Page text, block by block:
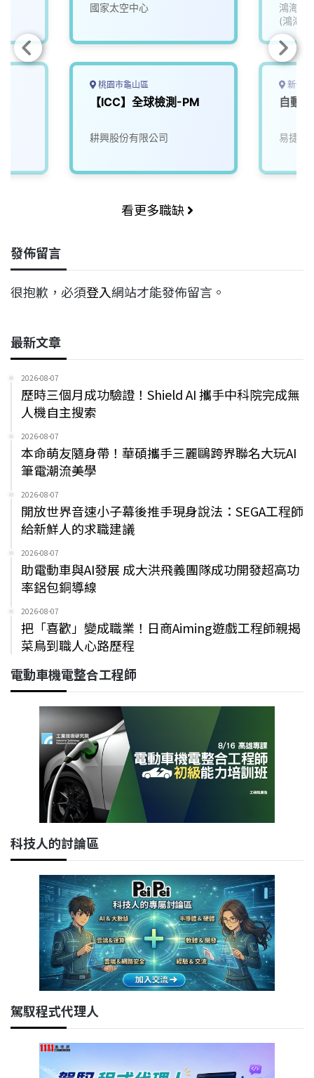
國家太空中心
桃園市龜山區
【ICC】全球檢測-PM
耕興股份有限公司
鴻海精
(鴻海)
新竹
自動
易捷系
看更多職缺
發佈留言
很抱歉，必須登入網站才能發佈留言。
最新文章
2026-08-07
歷時三個月成功驗證！Shield AI 攜手中科院完成無
人機自主搜索
2026-08-07
本命萌友隨身帶！華碩攜手三麗鷗跨界聯名大玩AI
筆電潮流美學
2026-08-07
開放世界音速小子幕後推手現身說法：SEGA工程師
給新鮮人的求職建議
2026-08-07
助電動車與AI發展 成大洪飛義團隊成功開發超高功
率鋁包銅導線
2026-08-07
把「喜歡」變成職業！日商Aiming遊戲工程師親揭
菜鳥到職人心路歷程
電動車機電整合工程師
科技人的討論區
駕馭程式代理人